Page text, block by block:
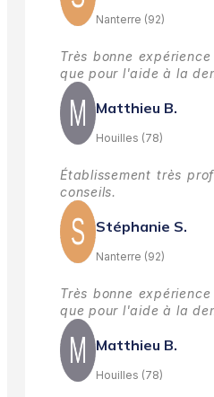
Nanterre (92)
Très bonne
que pour l'aide à la
Matthieu B.
Houilles (78)
Établissement très
conseils.
Stéphanie S.
Nanterre (92)
Très bonne
que pour l'aide à la
Matthieu B.
Houilles (78)